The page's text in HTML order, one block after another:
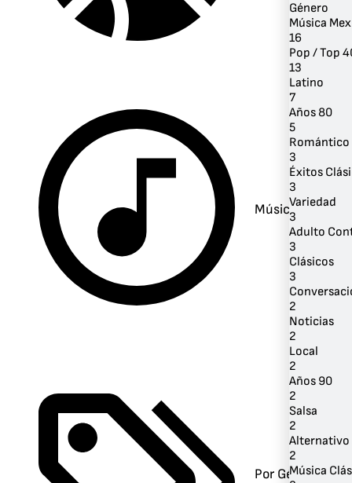
Música
Por Género
Género
Música
16
Pop / Top
13
Latino
7
Años 80
5
Romántico
3
Éxitos
3
Variedad
3
Adulto
3
Clásicos
3
2
Noticias
2
Local
2
Años 90
2
Salsa
2
Alternativo
2
Música